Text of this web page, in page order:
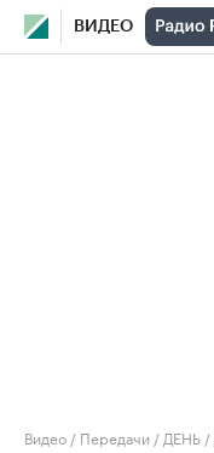
ВИДЕО
Видео / Передачи / ДЕНЬ /